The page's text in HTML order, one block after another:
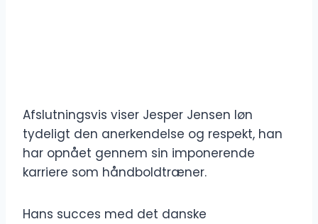
Afslutningsvis viser Jesper Jensen løn
tydeligt den anerkendelse og respekt, han
har opnået gennem sin imponerende
karriere som håndboldtræner.
Hans succes med det danske